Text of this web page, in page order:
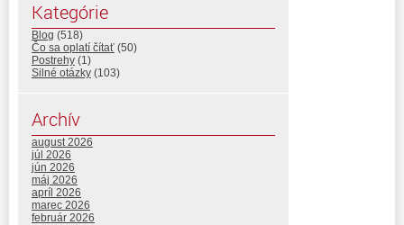
Kategórie
Blog (518)
Čo sa oplatí čítať (50)
Postrehy (1)
Silné otázky (103)
Archív
august 2026
júl 2026
jún 2026
máj 2026
apríl 2026
marec 2026
február 2026